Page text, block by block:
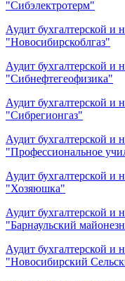
"Сибэлектротерм"
Аудит бухгалтерской и
"Новосибирскоблгаз"
Аудит бухгалтерской и
"Сибнефтегеофизика"
Аудит бухгалтерской и
"Сибрегионгаз"
Аудит бухгалтерской
"Профессиональное
Аудит бухгалтерской и
"Хозяюшка"
Аудит бухгалтерской и
"Барнаульский
Аудит бухгалтерской и
"Новосибирский